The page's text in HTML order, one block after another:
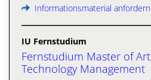
Informationsmaterial anfordern
IU Fernstudium
Fernstudium Master of
Technology Management